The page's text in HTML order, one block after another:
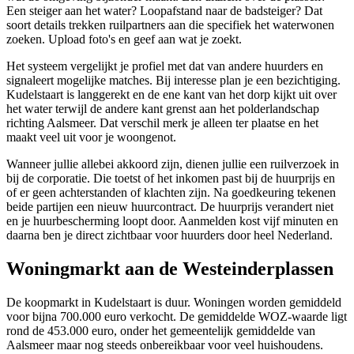
Een steiger aan het water? Loopafstand naar de badsteiger? Dat
soort details trekken ruilpartners aan die specifiek het waterwonen
zoeken. Upload foto's en geef aan wat je zoekt.
Het systeem vergelijkt je profiel met dat van andere huurders en
signaleert mogelijke matches. Bij interesse plan je een bezichtiging.
Kudelstaart is langgerekt en de ene kant van het dorp kijkt uit over
het water terwijl de andere kant grenst aan het polderlandschap
richting Aalsmeer. Dat verschil merk je alleen ter plaatse en het
maakt veel uit voor je woongenot.
Wanneer jullie allebei akkoord zijn, dienen jullie een ruilverzoek in
bij de corporatie. Die toetst of het inkomen past bij de huurprijs en
of er geen achterstanden of klachten zijn. Na goedkeuring tekenen
beide partijen een nieuw huurcontract. De huurprijs verandert niet
en je huurbescherming loopt door. Aanmelden kost vijf minuten en
daarna ben je direct zichtbaar voor huurders door heel Nederland.
Woningmarkt aan de Westeinderplassen
De koopmarkt in Kudelstaart is duur. Woningen worden gemiddeld
voor bijna 700.000 euro verkocht. De gemiddelde WOZ-waarde ligt
rond de 453.000 euro, onder het gemeentelijk gemiddelde van
Aalsmeer maar nog steeds onbereikbaar voor veel huishoudens.